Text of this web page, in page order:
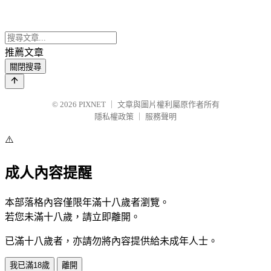
推薦文章
關閉搜尋
© 2026 PIXNET
文章與圖片權利屬原作者所有
隱私權政策
服務聲明
⚠️
成人內容提醒
本部落格內容僅限年滿十八歲者瀏覽。
若您未滿十八歲，請立即離開。
已滿十八歲者，亦請勿將內容提供給未成年人士。
我已滿18歲 離開